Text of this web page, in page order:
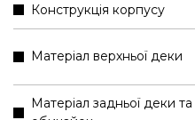
Конструкція корпусу
Матеріал верхньої деки
Матеріал задньої деки та